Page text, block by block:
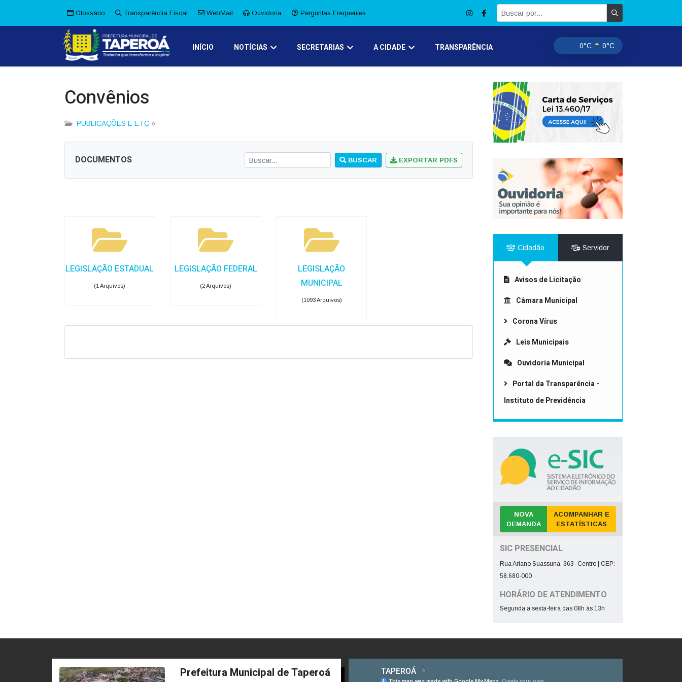
Glossário Transparência Fiscal WebMail Ouvidoria Perguntas Frequentes
0°C 0°C
INÍCIO NOTÍCIAS SECRETARIAS A CIDADE TRANSPARÊNCIA
Convênios
PUBLICAÇÕES E ETC »
DOCUMENTOS BUSCAR EXPORTAR PDFS
LEGISLAÇÃO ESTADUAL
(1 Arquivos)
LEGISLAÇÃO FEDERAL
(2 Arquivos)
LEGISLAÇÃO
MUNICIPAL
(1093 Arquivos)
Cidadão Servidor
Avisos de Licitação
Câmara Municipal
Corona Vírus
Leis Municipais
Ouvidoria Municipal
Portal da Transparência -
Instituto de Previdência
NOVA
DEMANDA
ACOMPANHAR E
ESTATÍSTICAS
SIC PRESENCIAL
Rua Ariano Suassuna, 363- Centro | CEP:
58.680-000
HORÁRIO DE ATENDIMENTO
Segunda a sexta-feira das 08h às 13h
Prefeitura Municipal de Taperoá